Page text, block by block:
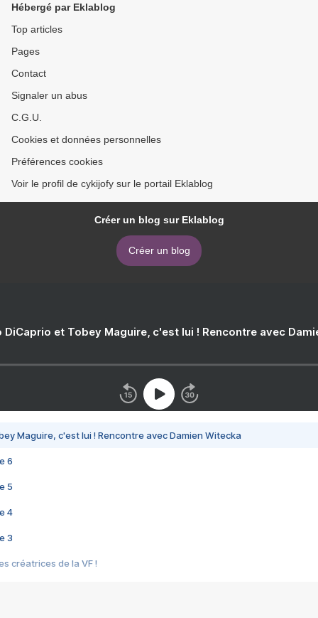
Hébergé par Eklablog
Top articles
Pages
Contact
Signaler un abus
C.G.U.
Cookies et données personnelles
Préférences cookies
Voir le profil de cykijofy sur le portail Eklablog
Créer un blog sur Eklablog
Créer un blog
DiCaprio et Tobey Maguire, c'est lui ! Rencontre avec
Maguire, c'est lui ! Rencontre avec Damien Witecka
6
5
4
3
créatrices de la VF !